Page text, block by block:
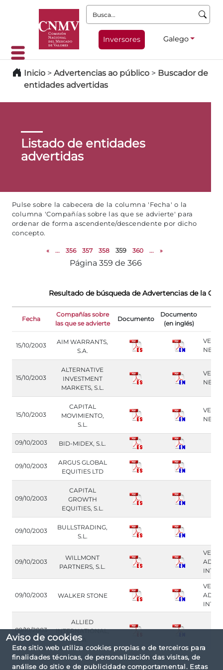
Aviso de cookies
Este sitio web utiliza cookies propias e de terceiros para
finalidades técnicas, de personalización das visitas, de
análise do sitio e de publicidade comportamental. Estas
Busca:
Inversores Galego
Inicio > Advertencias ao público > Buscador de
entidades advertidas
Listado de entidades
advertidas
Pulse sobre la cabecera de la columna 'Fecha' o la
columna 'Compañías sobre las que se advierte' para
ordenar de forma ascendente/descendente por dicho
concepto.
« ... 356 357 358 359 360 ... »
Página 359 de 366
Resultado de búsqueda de Advertencias de la
Fecha
Compañías sobre
las que se advierte
Documento
Documento
(en inglés)
15/10/2003
AIM WARRANTS,
S.A.
VER
15/10/2003
ALTERNATIVE
INVESTMENT
MARKETS, S.L.
VER
15/10/2003
CAPITAL
MOVIMIENTO,
S.L.
VER
09/10/2003 BID-MIDEX, S.L.
09/10/2003
ARGUS GLOBAL
EQUITIES LTD
09/10/2003
CAPITAL
GROWTH
EQUITIES, S.L.
09/10/2003
BULLSTRADING,
S.L.
09/10/2003
WILLMONT
PARTNERS, S.L.
VER
09/10/2003 WALKER STONE
VER
09/10/2003
ALLIED
INTERNATIONAL,
S.A.